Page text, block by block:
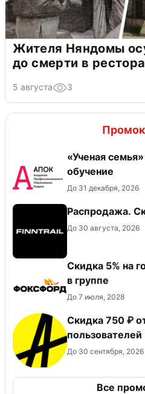
Жителя Няндомы
до смерти в
5 августа 3
«Ученая
обучение
До 31 декабря, 2026
Распродажа.
До 30 августа, 2026
Скидка 5% на
в группе
До 7 июля, 2028
Скидка 750 ₽
пользователей
До 30 сентября, 2026
Все